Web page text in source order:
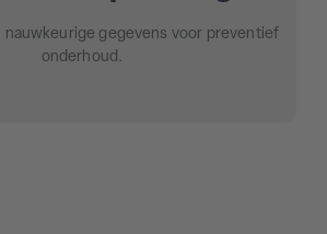
nauwkeurige gegevens voor preventief
onderhoud.